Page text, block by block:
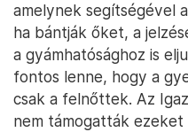
amelynek segítségével
ha bántják őket, a
a gyámhatósághoz is
fontos lenne, hogy a
csak a felnőttek. Az
nem támogatták